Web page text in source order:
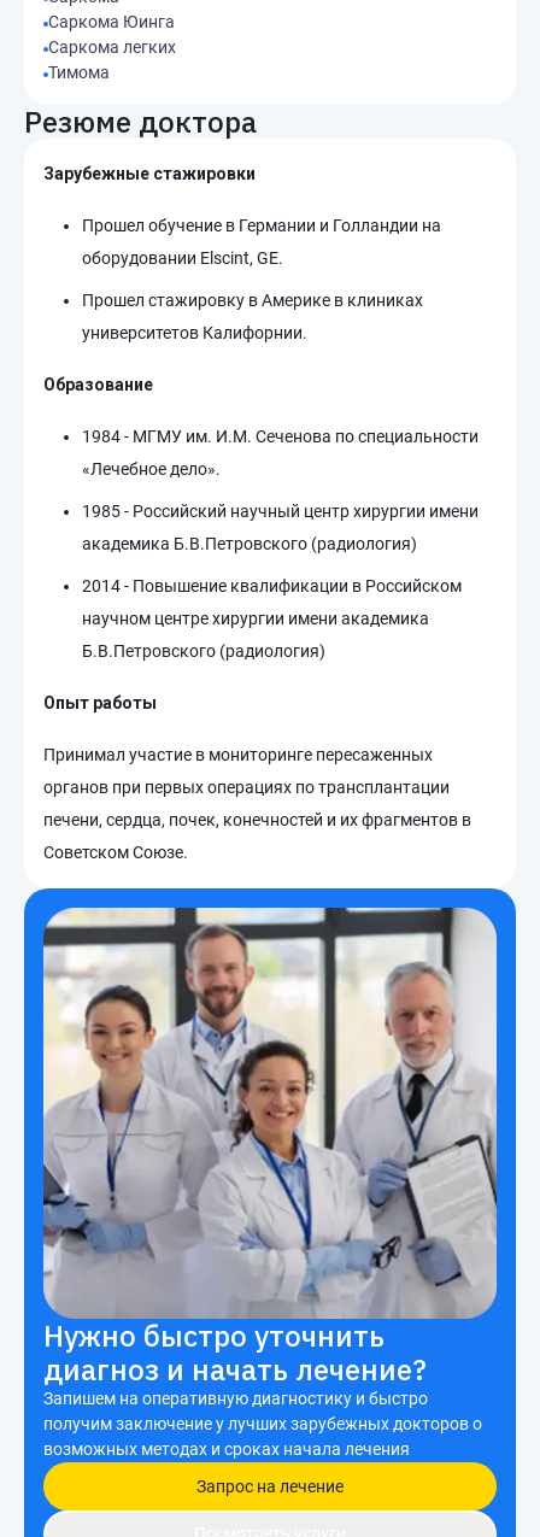
Саркома Юинга
Саркома легких
Тимома
Резюме доктора
Зарубежные стажировки
Прошел обучение в Германии и Голландии на
оборудовании Elscint, GE.
Прошел стажировку в Америке в клиниках
университетов Калифорнии.
Образование
1984 - МГМУ им. И.М. Сеченова по специальности
«Лечебное дело».
1985 - Российский научный центр хирургии имени
академика Б.В.Петровского (радиология)
2014 - Повышение квалификации в Российском
научном центре хирургии имени академика
Б.В.Петровского (радиология)
Опыт работы
Принимал участие в мониторинге пересаженных
органов при первых операциях по трансплантации
печени, сердца, почек, конечностей и их фрагментов в
Советском Союзе.
Нужно быстро уточнить
диагноз и начать лечение?
Запишем на оперативную диагностику и быстро
получим заключение у лучших зарубежных докторов о
возможных методах и сроках начала лечения
Запрос на лечение